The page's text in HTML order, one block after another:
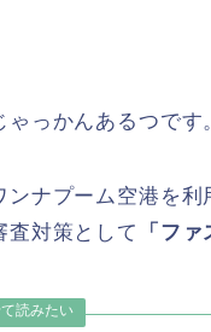
っかんあるつです
ンナプーム空港を利
査対策として
「フ